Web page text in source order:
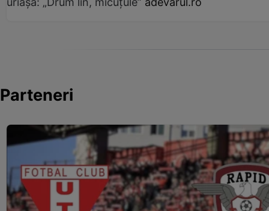
Parteneri